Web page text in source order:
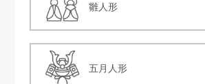
雛人形
五月人形